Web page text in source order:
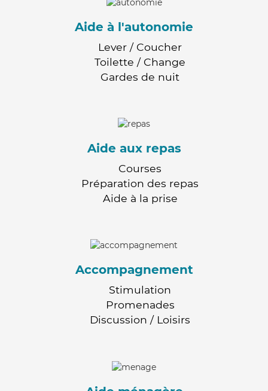
Aide à l'autonomie
Lever / Coucher
Toilette / Change
Gardes de nuit
Aide aux repas
Courses
Préparation des repas
Aide à la prise
Accompagnement
Stimulation
Promenades
Discussion / Loisirs